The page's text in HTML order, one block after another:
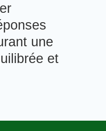
une
et